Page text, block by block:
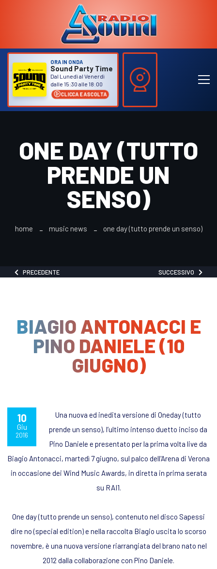
ORA IN ONDA
Sound Party Time
Dal Lunedì al Venerdì
dalle 15:30 alle 18:00
CLICCA E ASCOLTA
ONE DAY (TUTTO
PRENDE UN
SENSO)
home music news one day (tutto prende un senso)
PRECEDENTE SUCCESSIVO
BIAGIO ANTONACCI E
PINO DANIELE (10
GIUGNO)
10
Giu
2016
Una nuova ed inedita versione di Oneday (tutto
prende un senso), l’ultimo intenso duetto inciso da
Pino Daniele e presentato per la prima volta live da
Biagio Antonacci, martedì 7 giugno, sul palco dell'Arena di Verona
in occasione dei Wind Music Awards, in diretta in prima serata
su RAI1.
One day (tutto prende un senso), contenuto nel disco Sapessi
dire no (special edition) e nella raccolta Biagio uscita lo scorso
novembre, è una nuova versione riarrangiata del brano nato nel
2012 dalla collaborazione con Pino Daniele.